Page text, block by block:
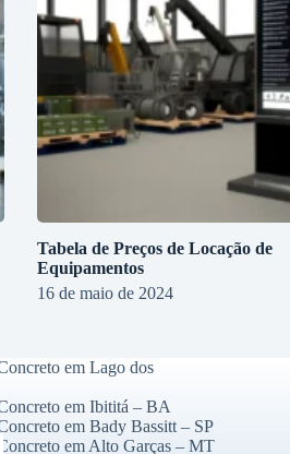
Tabela de Preços de Locação de
Equipamentos
16 de maio de 2024
em Lago dos
em Ibititá – BA
em Bady Bassitt – SP
em Alto Garças – MT